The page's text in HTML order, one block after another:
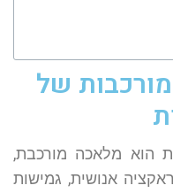
של
הוא מלאכה מורכבת,
אנושית, גמישות